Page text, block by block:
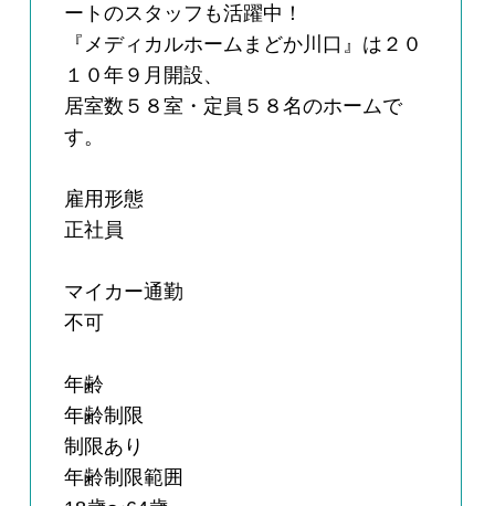
ートのスタッフも活躍中！
『メディカルホームまどか川口』は２０
１０年９月開設、
居室数５８室・定員５８名のホームで
す。
雇用形態
正社員
マイカー通勤
不可
年齢
年齢制限
制限あり
年齢制限範囲